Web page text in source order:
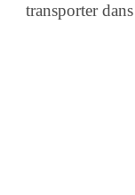
transporter